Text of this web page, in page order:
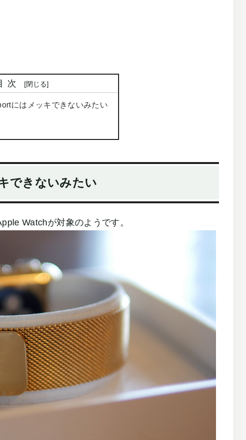
次
にはメッキできないみたい
できないみたい
Watchが対象のようです。